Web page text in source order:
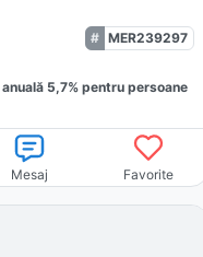
MER239297
anuală 5,7% pentru persoane
Mesaj Favorite